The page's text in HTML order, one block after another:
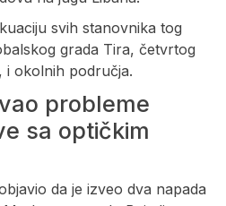
svih stanovnika tog
grada Tira, četvrtog
i okolnih područja.
probleme
sa optičkim
da je izveo dva napada